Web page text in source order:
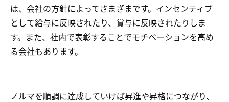
は、会社の方針によってさまざまです。インセンティブ
として給与に反映されたり、賞与に反映されたりしま
す。また、社内で表彰することでモチベーションを高め
る会社もあります。
ノルマを順調に達成していけば昇進や昇格につながり、